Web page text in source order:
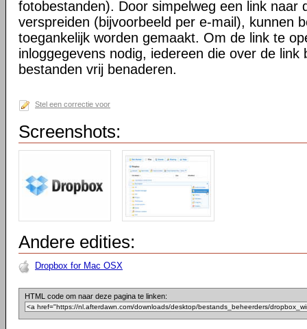
fotobestanden). Door simpelweg een link naar
verspreiden (bijvoorbeeld per e-mail), kunnen
toegankelijk worden gemaakt. Om de link te
inloggegevens nodig, iedereen die over de link
bestanden vrij benaderen.
Stel een correctie voor
Screenshots:
Andere edities:
Dropbox for Mac OSX
HTML code om naar deze pagina te linken: